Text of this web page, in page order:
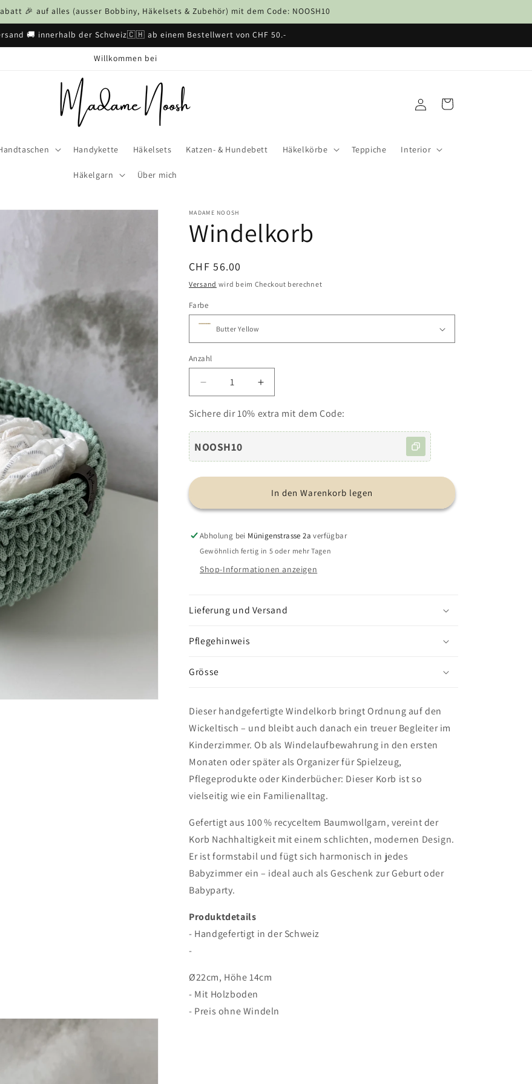
🎉 auf alles (ausser Bobbiny, Häkelsets & Zubehör) mit dem Code: NOOSH10
🚚 innerhalb der Schweiz🇨🇭 ab einem Bestellwert von CHF 50.-
Willkommen bei
Handykette Häkelsets Katzen- & Hundebett Häkelkörbe Teppiche Interior
Häkelgarn Über mich
EinloggenWarenkorb
MADAME NOOSH
Windelkorb
Normaler
Preis
CHF 56.00
Versand wird beim Checkout berechnet
Farbe
Anzahl
Verringere
die
Menge
Erhöhe
die
Menge
Sichere dir 10% extra mit dem Code:
NOOSH10
In den Warenkorb legen
Abholung bei Münigenstrasse 2a verfügbar
Gewöhnlich fertig in 5 oder mehr Tagen
Shop-Informationen anzeigen
Lieferung und Versand
Pflegehinweis
Grösse
Dieser handgefertigte Windelkorb bringt Ordnung auf den
Wickeltisch – und bleibt auch danach ein treuer Begleiter im
Kinderzimmer. Ob als Windelaufbewahrung in den ersten
Monaten oder später als Organizer für Spielzeug,
Pflegeprodukte oder Kinderbücher: Dieser Korb ist so
vielseitig wie ein Familienalltag.
Gefertigt aus 100 % recyceltem Baumwollgarn, vereint der
Korb Nachhaltigkeit mit einem schlichten, modernen Design.
Er ist formstabil und fügt sich harmonisch in jedes
Babyzimmer ein – ideal auch als Geschenk zur Geburt oder
Babyparty.
Produktdetails
- Handgefertigt in der Schweiz
-
Ø22cm, Höhe 14cm
- Mit Holzboden
- Preis ohne Windeln